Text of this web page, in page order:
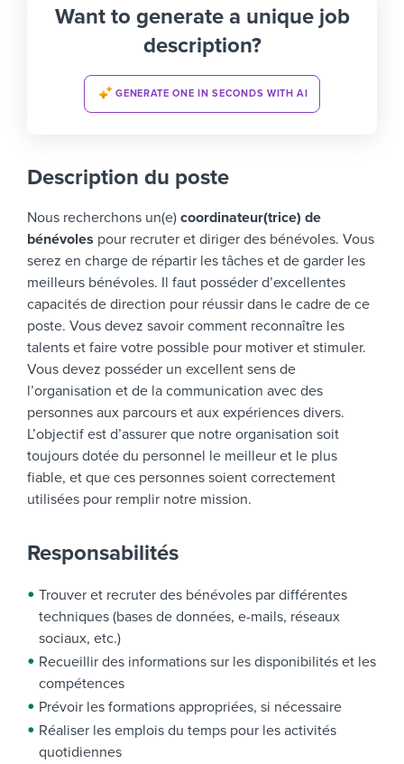
Want to generate a unique job
description?
GENERATE ONE IN SECONDS WITH AI
Description du poste
Nous recherchons un(e) coordinateur(trice) de
bénévoles pour recruter et diriger des bénévoles. Vous
serez en charge de répartir les tâches et de garder les
meilleurs bénévoles. Il faut posséder d’excellentes
capacités de direction pour réussir dans le cadre de ce
poste. Vous devez savoir comment reconnaître les
talents et faire votre possible pour motiver et stimuler.
Vous devez posséder un excellent sens de
l’organisation et de la communication avec des
personnes aux parcours et aux expériences divers.
L’objectif est d’assurer que notre organisation soit
toujours dotée du personnel le meilleur et le plus
fiable, et que ces personnes soient correctement
utilisées pour remplir notre mission.
Responsabilités
Trouver et recruter des bénévoles par différentes
techniques (bases de données, e-mails, réseaux
sociaux, etc.)
Recueillir des informations sur les disponibilités et les
compétences
Prévoir les formations appropriées, si nécessaire
Réaliser les emplois du temps pour les activités
quotidiennes